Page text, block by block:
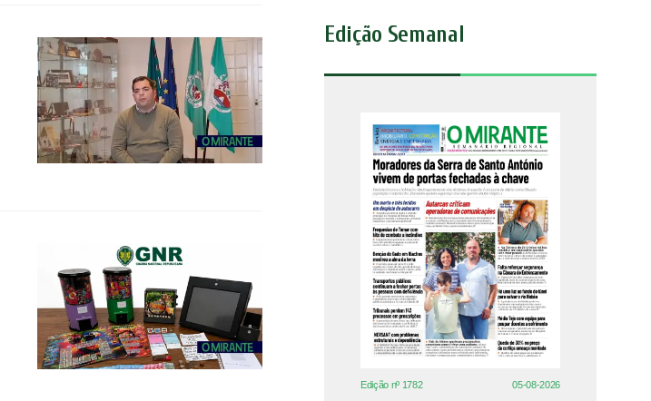
Edição Semanal
Edição nº 1782 05-08-2026